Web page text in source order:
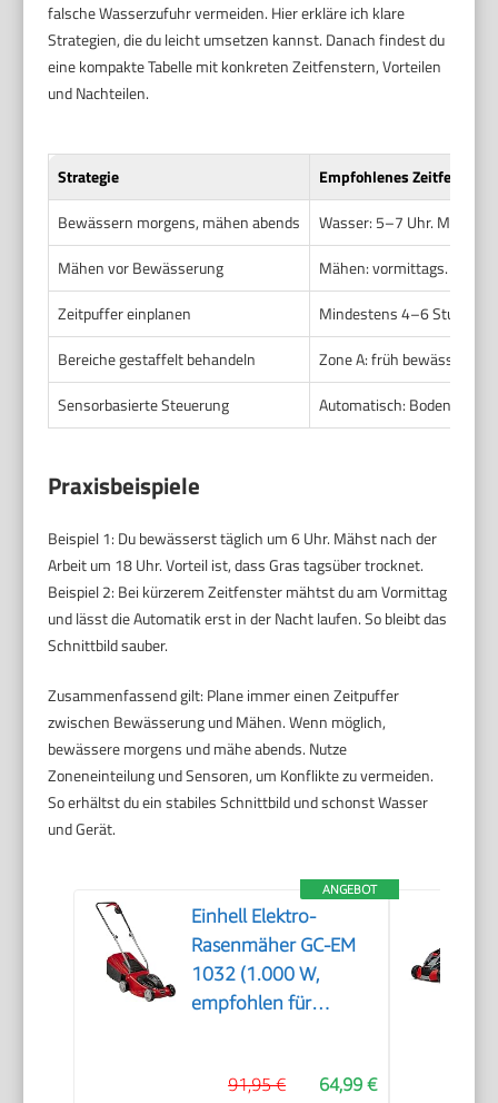
falsche Wasserzufuhr vermeiden. Hier erkläre ich klare
Strategien, die du leicht umsetzen kannst. Danach findest du
eine kompakte Tabelle mit konkreten Zeitfenstern, Vorteilen
und Nachteilen.
Strategie
Empfohlenes Zeitfenster
Bewässern morgens, mähen abends
Wasser: 5–7 Uhr. Mähen:
Mähen vor Bewässerung
Mähen: vormittags.
Zeitpuffer einplanen
Mindestens 4–6 Stunden
Bereiche gestaffelt behandeln
Zone A: früh bewässern,
Sensorbasierte Steuerung
Automatisch:
Praxisbeispiele
Beispiel 1: Du bewässerst täglich um 6 Uhr. Mähst nach der
Arbeit um 18 Uhr. Vorteil ist, dass Gras tagsüber trocknet.
Beispiel 2: Bei kürzerem Zeitfenster mähtst du am Vormittag
und lässt die Automatik erst in der Nacht laufen. So bleibt das
Schnittbild sauber.
Zusammenfassend gilt: Plane immer einen Zeitpuffer
zwischen Bewässerung und Mähen. Wenn möglich,
bewässere morgens und mähe abends. Nutze
Zoneneinteilung und Sensoren, um Konflikte zu vermeiden.
So erhältst du ein stabiles Schnittbild und schonst Wasser
und Gerät.
ANGEBOT
Einhell Elektro-
Rasenmäher GC-EM
1032 (1.000 W,
empfohlen für
Einzelrad-
64,99 €
91,95 €